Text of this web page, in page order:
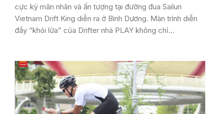
cực kỳ mãn nhãn và ấn tượng tại đường đua Sailun
Vietnam Drift King diễn ra ở Bình Dương. Màn trình diễn
đầy “khói lửa” của Drifter nhà PLAY không chỉ…